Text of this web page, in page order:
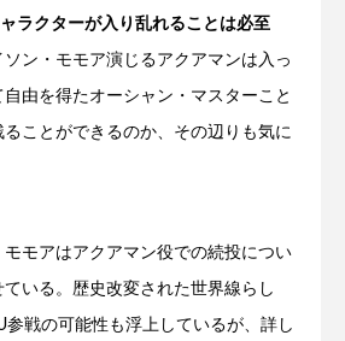
ラクターが入り乱れることは必至
ン・モモア演じるアクアマンは入っ
由を得たオーシャン・マスターこと
ことができるのか、その辺りも気に
モアはアクアマン役での続投につい
いる。歴史改変された世界線らし
参戦の可能性も浮上しているが、詳し